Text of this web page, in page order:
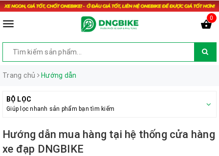
0
Trang chủ Hướng dẫn
BỘ LỌC
Giúp lọc nhanh sản phẩm bạn tìm kiếm
Hướng dẫn mua hàng tại hệ thống cửa hàng
xe đạp DNGBIKE